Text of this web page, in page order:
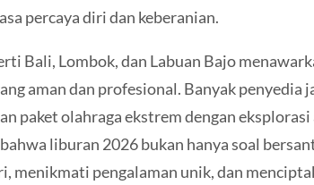
percaya diri dan keberanian.
Bali, Lombok, dan Labuan Bajo
aman dan profesional. Banyak penyedia
paket olahraga ekstrem dengan
liburan 2026 bukan hanya soal
menikmati pengalaman unik, dan